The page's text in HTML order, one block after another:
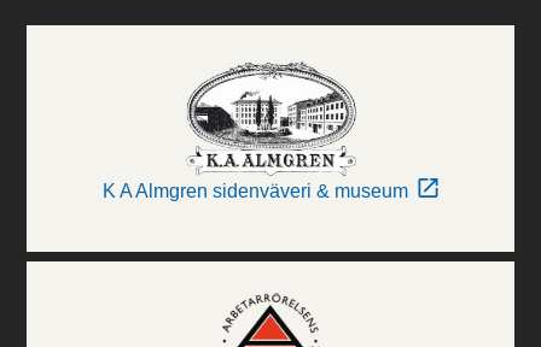
K A Almgren sidenväveri & museum